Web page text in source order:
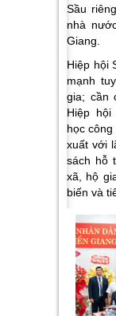
Sầu
nhà
Giang.
Hiệp hội
mạnh
gia; cần
Hiệp
học
xuất với
sách hỗ
xã, hộ
biến và